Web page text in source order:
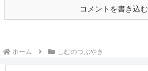
コメントを書き込む
ホーム しむのつぶやき